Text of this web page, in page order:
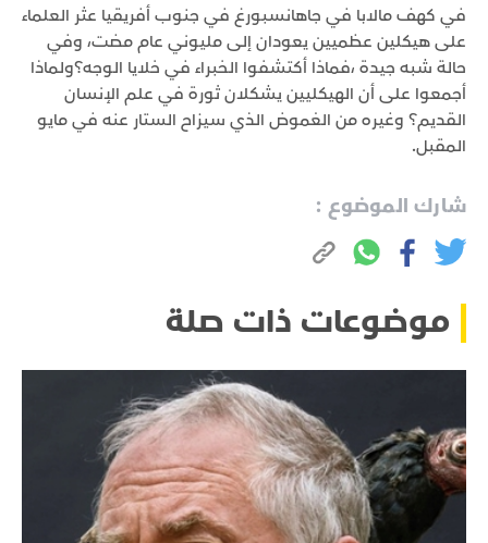
في كهف مالابا في جاهانسبورغ في جنوب أفريقيا عثر العلماء
على هيكلين عظميين يعودان إلى مليوني عام مضت، وفي
حالة شبه جيدة ،فماذا أكتشفوا الخبراء في خلايا الوجه؟ولماذا
أجمعوا على أن الهيكليين يشكلان ثورة في علم الإنسان
القديم؟ وغيره من الغموض الذي سيزاح الستار عنه في مايو
المقبل.
شارك الموضوع :
موضوعات ذات صلة